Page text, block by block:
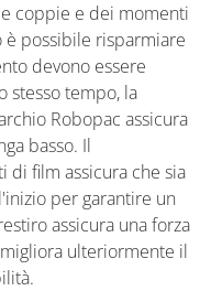
coppie e dei momenti
è possibile risparmiare
devono essere
stesso tempo, la
Robopac assicura
basso. Il
di film assicura che sia
per garantire un
assicura una forza
ulteriormente il